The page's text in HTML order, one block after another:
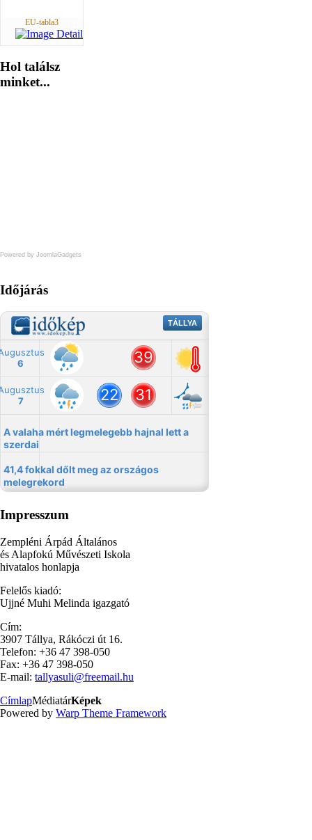
EU-tabla3
Hol találsz
minket...
Powered by JoomlaGadgets
Időjárás
Impresszum
Zempléni Árpád Általános
és Alapfokú Művészeti Iskola
hivatalos honlapja
Felelős kiadó:
Ujjné Muhi Melinda igazgató
Cím:
3907 Tállya, Rákóczi út 16.
Telefon: +36 47 398-050
Fax: +36 47 398-050
E-mail: tallyasuli@freemail.hu
CímlapMédiatárKépek
Powered by Warp Theme Framework